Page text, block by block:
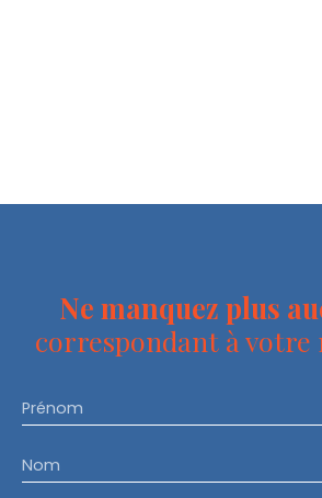
Ne manquez plus
correspondant à votre
Prénom
Nom